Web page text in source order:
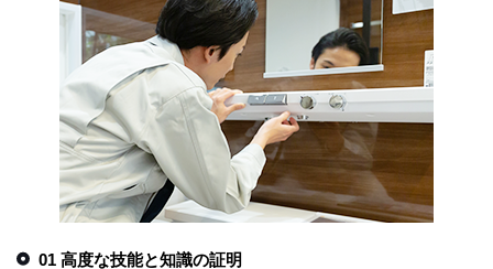
01 高度な技能と知識の証明